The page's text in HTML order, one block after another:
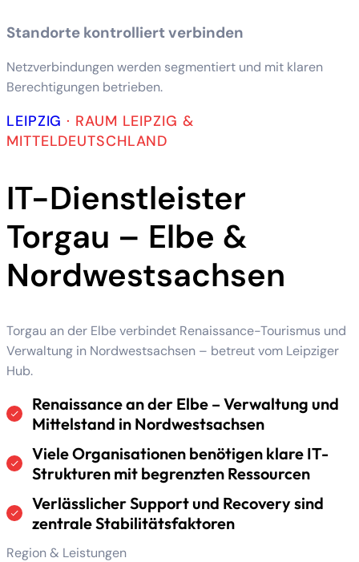
Standorte kontrolliert verbinden
Netzverbindungen werden segmentiert und mit klaren
Berechtigungen betrieben.
LEIPZIG · RAUM LEIPZIG &
MITTELDEUTSCHLAND
IT-Dienstleister
Torgau – Elbe &
Nordwestsachsen
Torgau an der Elbe verbindet Renaissance-Tourismus und
Verwaltung in Nordwestsachsen – betreut vom Leipziger
Hub.
Renaissance an der Elbe – Verwaltung und
Mittelstand in Nordwestsachsen
Viele Organisationen benötigen klare IT-
Strukturen mit begrenzten Ressourcen
Verlässlicher Support und Recovery sind
zentrale Stabilitätsfaktoren
Region & Leistungen